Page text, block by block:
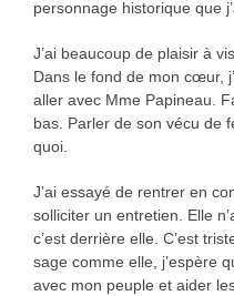
personnage historique que
J’ai beaucoup de plaisir à
Dans le fond de mon cœur,
aller avec Mme Papineau.
bas. Parler de son vécu de
quoi.
J’ai essayé de rentrer en
solliciter un entretien. Elle
c’est derrière elle. C’est
sage comme elle, j’espère
avec mon peuple et aider